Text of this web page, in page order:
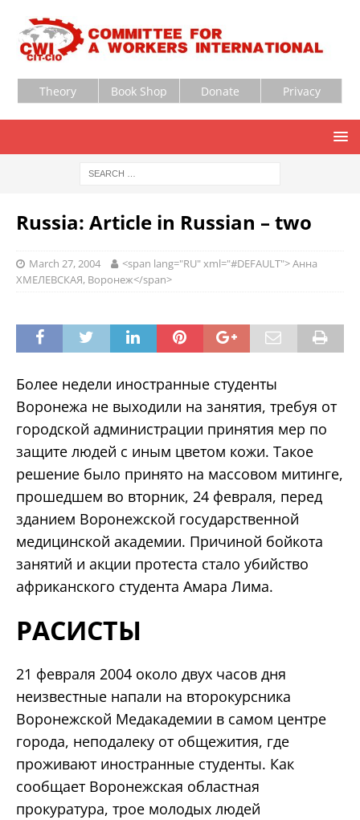
Theory Book Shop Donate Privacy
Russia: Article in Russian – two
March 27, 2004
<span lang="RU" xml="#DEFAULT"> Анна
ХМЕЛЕВСКАЯ, Воронеж</span>
Более недели иностранные студенты
Воронежа не выходили на занятия, требуя от
городской администрации принятия мер по
защите людей с иным цветом кожи. Такое
решение было принято на массовом митинге,
прошедшем во вторник, 24 февраля, перед
зданием Воронежской государственной
медицинской академии. Причиной бойкота
занятий и акции протеста стало убийство
африканского студента Амара Лима.
РАСИСТЫ
21 февраля 2004 около двух часов дня
неизвестные напали на второкурсника
Воронежской Медакадемии в самом центре
города, неподалеку от общежития, где
проживают иностранные студенты. Как
сообщает Воронежская областная
прокуратура, трое молодых людей